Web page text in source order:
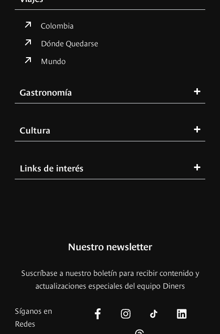
Colombia
Dónde Quedarse
Mundo
Gastronomía
Cultura
Links de interés
Nuestro newsletter
Suscríbase a nuestro boletín para recibir contenido y
actualizaciones especiales del equipo Diners
Síganos en
Redes